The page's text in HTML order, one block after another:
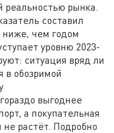
реальностью рынка.
составил
ниже, чем годом
уровню 2023-
ситуация вряд ли
в обозримой
выгоднее
а покупательная
не растёт. Подробно